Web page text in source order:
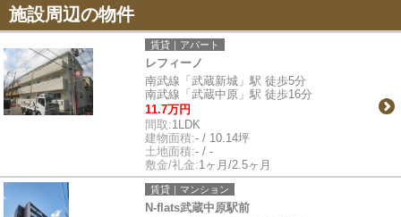
施設周辺の物件
賃貸｜アパート
レフィーノ
南武線「武蔵新城」駅 徒歩5分
南武線「武蔵中原」駅 徒歩16分
11.7万円
間取:1LDK
建物面積:- / 10.14坪
土地面積:- / -
敷金/礼金:1ヶ月/2.5ヶ月
賃貸｜マンション
N-flats武蔵中原駅前